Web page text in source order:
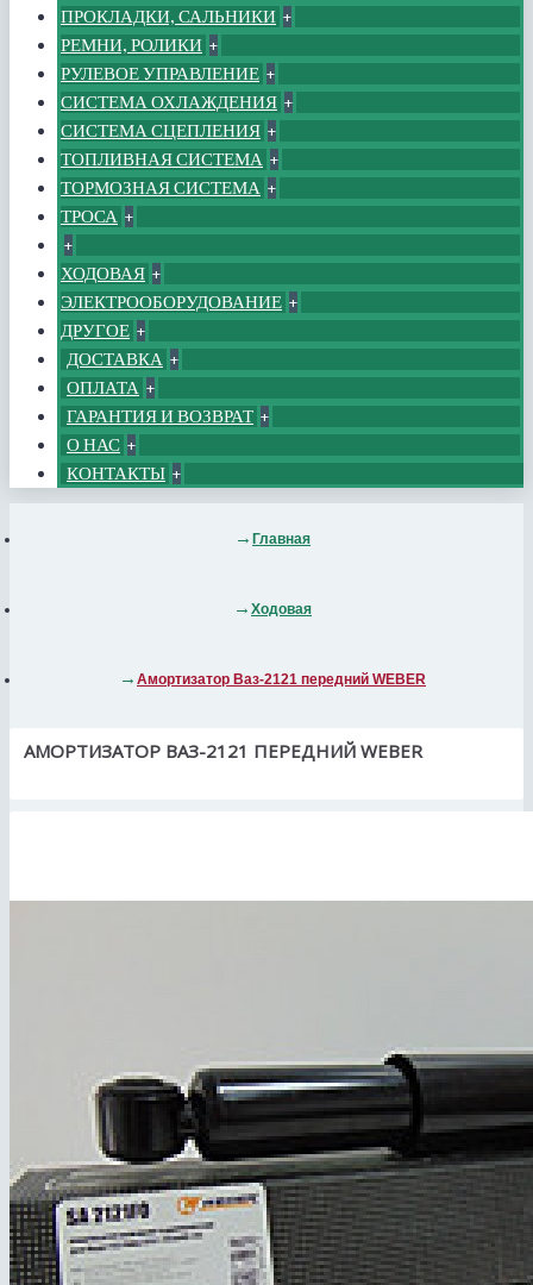
ПРОКЛАДКИ, САЛЬНИКИ +
РЕМНИ, РОЛИКИ +
РУЛЕВОЕ УПРАВЛЕНИЕ +
СИСТЕМА ОХЛАЖДЕНИЯ +
СИСТЕМА СЦЕПЛЕНИЯ +
ТОПЛИВНАЯ СИСТЕМА +
ТОРМОЗНАЯ СИСТЕМА +
ТРОСА +
+
ХОДОВАЯ +
ЭЛЕКТРООБОРУДОВАНИЕ +
ДРУГОЕ +
ДОСТАВКА +
ОПЛАТА +
ГАРАНТИЯ И ВОЗВРАТ +
О НАС +
КОНТАКТЫ +
Главная
Ходовая
Амортизатор Ваз-2121 передний WEBER
АМОРТИЗАТОР ВАЗ-2121 ПЕРЕДНИЙ WEBER